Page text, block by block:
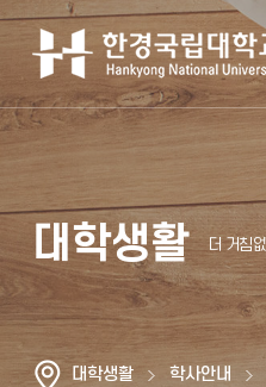
대학생활
대학생활 학사안내